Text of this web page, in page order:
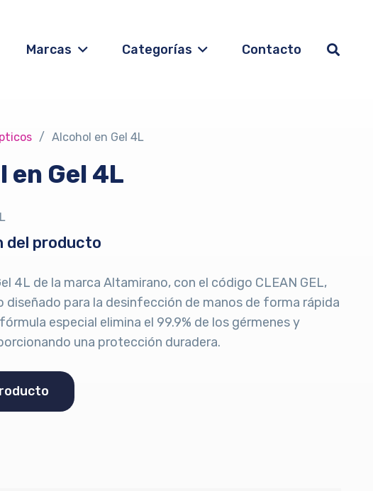
Marcas Categorías Contacto
/ Alcohol en Gel 4L
en Gel 4L
del producto
4L de la marca Altamirano, con el código CLEAN GEL,
diseñado para la desinfección de manos de forma rápida
especial elimina el 99.9% de los gérmenes y
una protección duradera.